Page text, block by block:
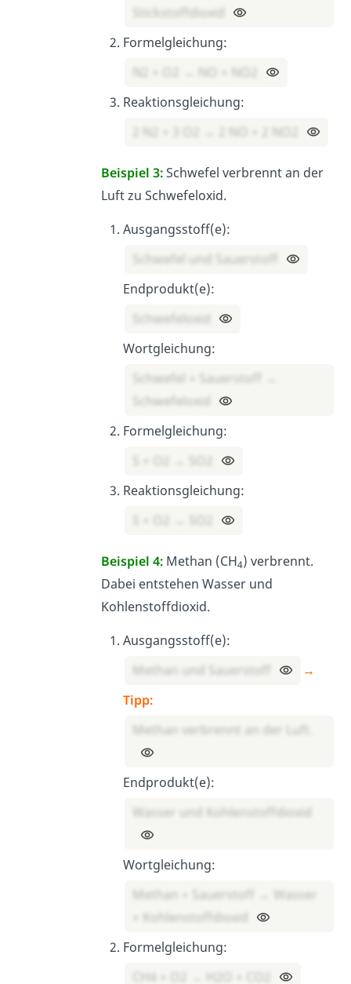
Stickstoffdioxid
Formelgleichung:
N2 + O2 → NO + NO2
Reaktionsgleichung:
2 N2 + 3 O2 → 2 NO + 2 NO2
Beispiel 3:Schwefel verbrennt an der
Luft zu Schwefeloxid.
Ausgangsstoff(e):
Schwefel und Sauerstoff
Endprodukt(e):
Schwefeloxid
Wortgleichung:
Schwefel + Sauerstoff →
Schwefeloxid
Formelgleichung:
Reaktionsgleichung:
Beispiel 4: Methan (CH4) verbrennt.
Dabei entstehen Wasser und
Kohlenstoffdioxid.
Ausgangsstoff(e):
Methan und Sauerstoff
→
Tipp:
Methan verbrennt an der Luft.
Endprodukt(e):
Wasser und Kohlenstoffdioxid
Wortgleichung:
Methan + Sauerstoff → Wasser
+ Kohlenstoffdioxid
Formelgleichung:
CH4 + O2 → H2O + CO2